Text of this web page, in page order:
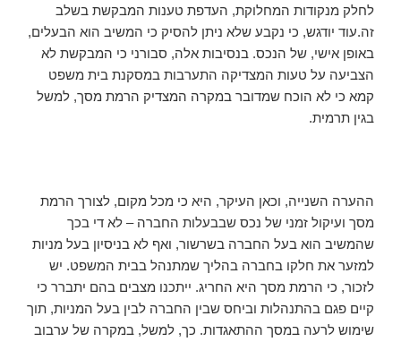
לחלק מנקודות המחלוקת, העדפת טענות המבקשת בשלב
זה.עוד יודגש, כי נקבע שלא ניתן להסיק כי המשיב הוא הבעלים,
באופן אישי, של הנכס. בנסיבות אלה, סבורני כי המבקשת לא
הצביעה על טעות המצדיקה התערבות במסקנת בית משפט
קמא כי לא הוכח שמדובר במקרה המצדיק הרמת מסך, למשל
בגין תרמית.
ההערה השנייה, וכאן העיקר, היא כי מכל מקום, לצורך הרמת
מסך ועיקול זמני של נכס שבבעלות החברה – לא די בכך
שהמשיב הוא בעל החברה בשרשור, ואף לא בניסיון בעל מניות
למזער את חלקו בחברה בהליך שמתנהל בבית המשפט. יש
לזכור, כי הרמת מסך היא החריג. ייתכנו מצבים בהם יתברר כי
קיים פגם בהתנהלות וביחס שבין החברה לבין בעל המניות, תוך
שימוש לרעה במסך ההתאגדות. כך, למשל, במקרה של ערבוב